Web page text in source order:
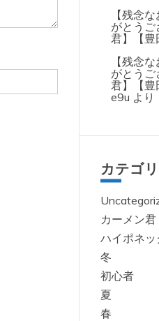
【残念
がとう
君】【豊
【残念
がとう
君】【豊
e9u より
カテゴ
カーメン君
ハイポネッ
冬
初心者
夏
春